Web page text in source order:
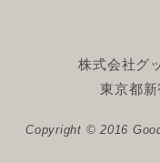
株式会社グ
東京都
Copyright © 2016